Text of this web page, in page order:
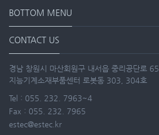
BOTTOM MENU
CONTACT US
경남 창원시 마산회원구 내서읍 중리공단로 65
지능기계소재부품센터 로봇동 303, 304호
Tel : 055. 232. 7963~4
Fax : 055. 232. 7965
estec@estec.kr